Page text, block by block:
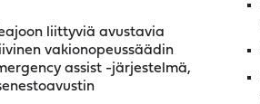
liittyviä avustavia
vakionopeussäädin
assist -järjestelmä,